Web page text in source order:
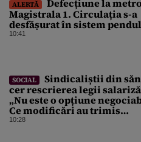
ALERTĂ
Defecțiune la
Magistrala 1. Circulația s-a
desfășurat în sistem
10:41
SOCIAL
Sindicaliștii din
cer rescrierea legii
„Nu este o opțiune
Ce modificări au trimis
Guvernului Bolojan
10:28